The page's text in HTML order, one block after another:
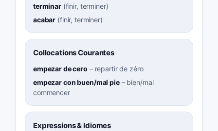
terminar(finir, terminer)
acabar (finir, terminer)
Collocations Courantes
empezar de cero – repartir de zéro
empezar con buen/mal pie– bien/mal
commencer
Expressions & Idiomes